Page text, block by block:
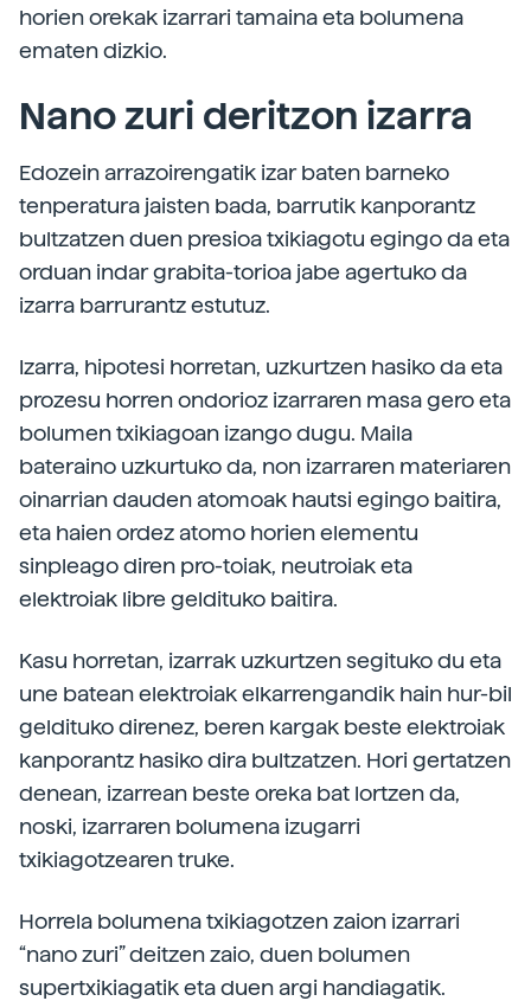
horien orekak izarrari tamaina eta bolumena
ematen dizkio.
Nano zuri deritzon izarra
Edozein arrazoirengatik izar baten barneko
tenperatura jaisten bada, barrutik kanporantz
bultzatzen duen presioa txikiagotu egingo da eta
orduan indar grabita-torioa jabe agertuko da
izarra barrurantz estutuz.
Izarra, hipotesi horretan, uzkurtzen hasiko da eta
prozesu horren ondorioz izarraren masa gero eta
bolumen txikiagoan izango dugu. Maila
bateraino uzkurtuko da, non izarraren materiaren
oinarrian dauden atomoak hautsi egingo baitira,
eta haien ordez atomo horien elementu
sinpleago diren pro-toiak, neutroiak eta
elektroiak libre geldituko baitira.
Kasu horretan, izarrak uzkurtzen segituko du eta
une batean elektroiak elkarrengandik hain hur-bil
geldituko direnez, beren kargak beste elektroiak
kanporantz hasiko dira bultzatzen. Hori gertatzen
denean, izarrean beste oreka bat lortzen da,
noski, izarraren bolumena izugarri
txikiagotzearen truke.
Horrela bolumena txikiagotzen zaion izarrari
“nano zuri” deitzen zaio, duen bolumen
supertxikiagatik eta duen argi handiagatik.